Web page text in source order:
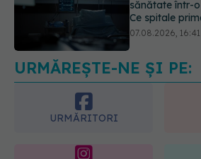
Ce spune
despre vârsta
este "codul
URMĂREȘTE-NE ȘI PE:
URMĂRITORI